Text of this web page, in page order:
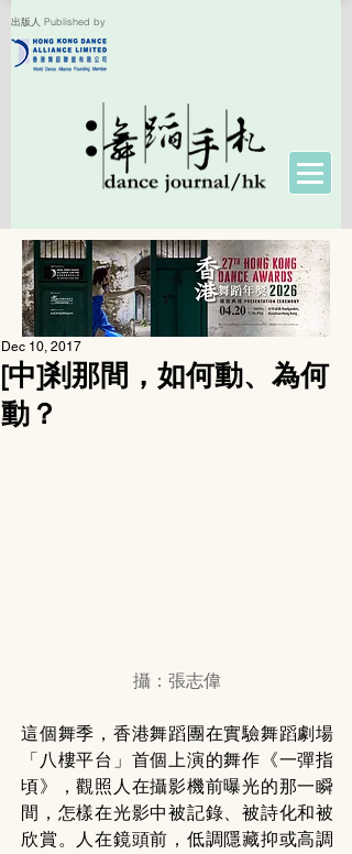
出版人 Published by
[中]剎那間，如何動、為何
動？
Dec 10, 2017
攝：張志偉
這個舞季，香港舞蹈團在實驗舞蹈劇場
「八樓平台」首個上演的舞作《一彈指
頃》，觀照人在攝影機前曝光的那一瞬
間，怎樣在光影中被記錄、被詩化和被
欣賞。人在鏡頭前，低調隱藏抑或高調